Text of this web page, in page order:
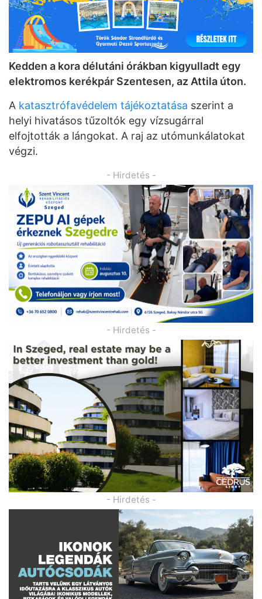
Kedden a kora délutáni órákban kigyulladt egy
elektromos kerékpár Szentesen, az Attila úton.
A katasztrófavédelem tájékoztatása szerint a
helyi hivatásos tűzoltók egy vízsugárral
elfojtották a lángokat. A raj az utómunkálatokat
végzi.
- Hirdetés -
- Hirdetés -
- Hirdetés -